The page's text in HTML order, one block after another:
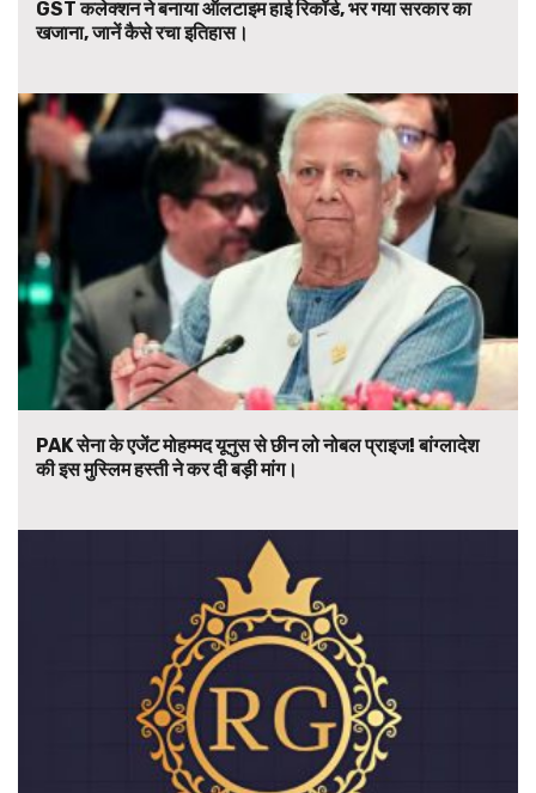
GST कलेक्शन ने बनाया ऑलटाइम हाई रिकॉर्ड, भर गया सरकार का
खजाना, जानें कैसे रचा इतिहास।
PAK सेना के एजेंट मोहम्मद यूनुस से छीन लो नोबल प्राइज! बांग्लादेश
की इस मुस्लिम हस्ती ने कर दी बड़ी मांग।